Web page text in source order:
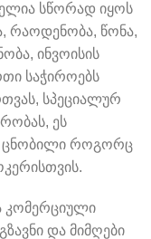
სწორად იყოს
რაოდენობა, წონა,
ინვოისის
საჭიროებს
სპეციალურ
ეს
ცნობილი როგორც
კომერციული
და მიმღები